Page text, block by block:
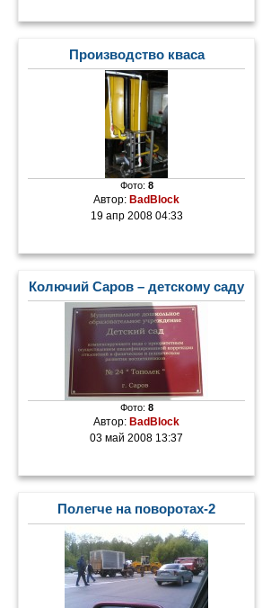
Производство кваса
Фото: 8
Автор: BadBlock
19 апр 2008 04:33
Колючий Саров – детскому саду
Фото: 8
Автор: BadBlock
03 май 2008 13:37
Полегче на поворотах-2